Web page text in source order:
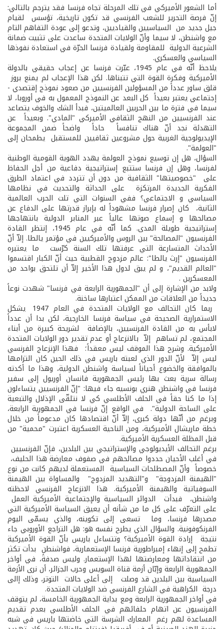
أما الشعور الأميركي في تلك المرحلة تجاه فرنسا فقد يترجم بالتالي:
إنّ فرصة التحرير للشعب الفرنسي قد تكون تاريخية، تؤسس لقيام
جيل جديد من السياسيين والقياديين، وتدعو إلى عودة التفاهم التام
مع واشنطن، لا سيما وأنّ الولايات المتحدة ساعدت على تثبيت ضمانة
الشرعية الدولية للمقاومة ولقيادة فرنسا الحرّة في استعادة نفوذها
السياسي والعسكري.
يلاحظ أنّه في عام 1945، عبّرت فرنسا عن إعجاب حقيقي بالدولة
الأميركية وفكرة القوة التي تتبناها. لكن هذا الإعجاب لم يمنع بروز
قلق ساور عدداً من المسؤولين الفرنسيين من صعود نموذج إقتصدي ­
إجتماعي يعتبر بعيداً كل البعد عن النموذج المعمول به في أوروبا، لا
سيما في فترة ما بين الحربين العالميتين، فبدأ الشك والخوف يتصاعد
عند الفرنسيين من النهج الثقافي الأميركي "المادي". وبعيداً عن
التهدئة نجد أنّ هناك تنافساً حاداً واضحاً ضمن المجموعة
الإيديولوجية الغربية حول مشروعين ثقافيين للمستقبل يطمحان إلى
"العولمة".
السؤال، هل إن توسيع نموذج العولمة يهدد الهوية القومية الوطنية
لفرنسا، وهل إن فرنسا ستتبع إستراتيجية دفاعية من أجل الحفاظ
على "خصوصيتها" الثقافية من دون أن تتردد في اعتماد الطرق
الفكرية الجديدة المرتكزة على الحداثة والتحديث في نظامها
السياسي و الاجتماعي؟ ففي السنوات التي تلت الحرب العالمية
الثانية، كان إصرار فرنسا مشهوداً له بإبراز قدرتها على الدفاع عن
مصالحها و إسماع صوتها عالياً عبر المنابر الدولية بانتهاجها
إستراتيجية طويلة المدى. كما أنّه في عام 1945، إنتظر القادة
الفرنسيون "المصالحة" بين الروس والأميركيين في مؤتمر يالطا. إلاّ أنّ
الأحداث المتسارعة التي عرفتها تلك السنة كرّست ما يعتبره
الفرنسيون "إرث يالطا": عالم مزدوج القطبية حيث أنّ الكبار اقتسموا
"العالم القديم"، و لم يبق لدول هذا الأخير إلاّ أن تلتحق بواحد من
المعسكرين .
ولابد من الإشارة إلى أن "الجمهورية الرابعة في فرنسا" شهدت نوعاً
جديداً من العلاقات من الممكن اعتبارها ساخنة.
ربما كان التحالف مع الولايات المتحدة في العام 1947 يشكل
الاستمرارية الصحيحة في سياسة فرنسا الخارجية، لكن بدا أن عدداً
لابأس به من القادة الفرنسيين، بالإضافة لشريحة كبيرة من أبناء
المجتمع، لم تساهم إلاّ بالانزعاج أو عدم تقدير دور الولايات المتحدة
الأميركية. وشرح هذا الموقف ليس معقداً؛ فهذا الإنزعاج الفرنسي
ليس إلاّ لأنّ الدور الذي لعبته باريس في ذلك الحين كان التزامها
بالموافقة والخضوع أحياناً لسياسة واشنطن الدولية، وهذا ما أكدته
رسالة سرية بعث بها رئيس الجمهورية فانسان أوريول إلى سفير
فرنسا في واشنطن هنري بونسيه جاء فيها: "إنّ الفرنسيين يتساءلون
إذا ما كنا حقاً في الحلف الأطلسي كي لا نتلقّى الإذلال والتبعية
على الساحة الدولية". في الواقع إنّ فرنسا في الجمهورية الرابعة،
وبرغم من أنّها دولة كبرى، إلاّ أنّ اقتصادها كان مدعوماً من خلال
خطة ماريشال الأميركية، ومن الناحية العسكرية اعتبرت "محمية" من
قبل المظلة العسكرية الأميركية.
برغم التحالف الأيديولوجي والإستراتيجي بين البلدين، فإنّ الفرنسيين
في أغلب الأحيان حددوا مصالحهم في صفوف معارضة هذا الحليف،
خصوصاً وأنّ المصطلحات السياسية المستعملة لديهم كانت من نوع
"الهيمنة المزدوجة" و"التهديد المزدوج" والمساواة بين الهيمنة
السوفياتية والهيمنة الأميركية. هذا الانزعاج الفرنسي لاحظته
واشنطن، فبدأت الدوائر السياسية والإجتماعية الأميركية العمل
على التعرّف على كل ما من شأنه أن يعيق السياسة الأميركية التي
مصدرها فرنسا، وما تسعى إلى تكوينه، والذي يسمّى اليوم
الفرنكوفونية. والسؤال الذي يطرح نفسه هو: هل التراجع الأوروبي جاء
نتيجة إرادة القوة الأميركية؟ وتتساءل باريس بأنّ القوة الأميركية
تطمح إلى إنهاء إمبراطورية فرنسا الإستعمارية، فواشنطن بدأت تكثر
من انتقاداتها ومعارضتها لهذا الإستعمار. وليس صدفةً، في أواخر
الجمهورية الرابعة وإبّان أزمة قناة السويس وحرب الجزائر، أن نرى الأزمة
السياسية بين البلدين قد وصلت إلى أعلى حالات التوتر، وذلك إالى
درجة الكراهية في الشارع الفرنسي ضد الولايات المتحدة.
في أواخر الجمهورية الرابعة ومع بداية الجمهورية الخامسة، لم يتوقف
الفرنسيون عن اتهام حلفائهم في الحلف الأطلسي بعدم تقديم
المساعدة لهم رغم المعارك الشرسة التي خاضتها باريس في شبه